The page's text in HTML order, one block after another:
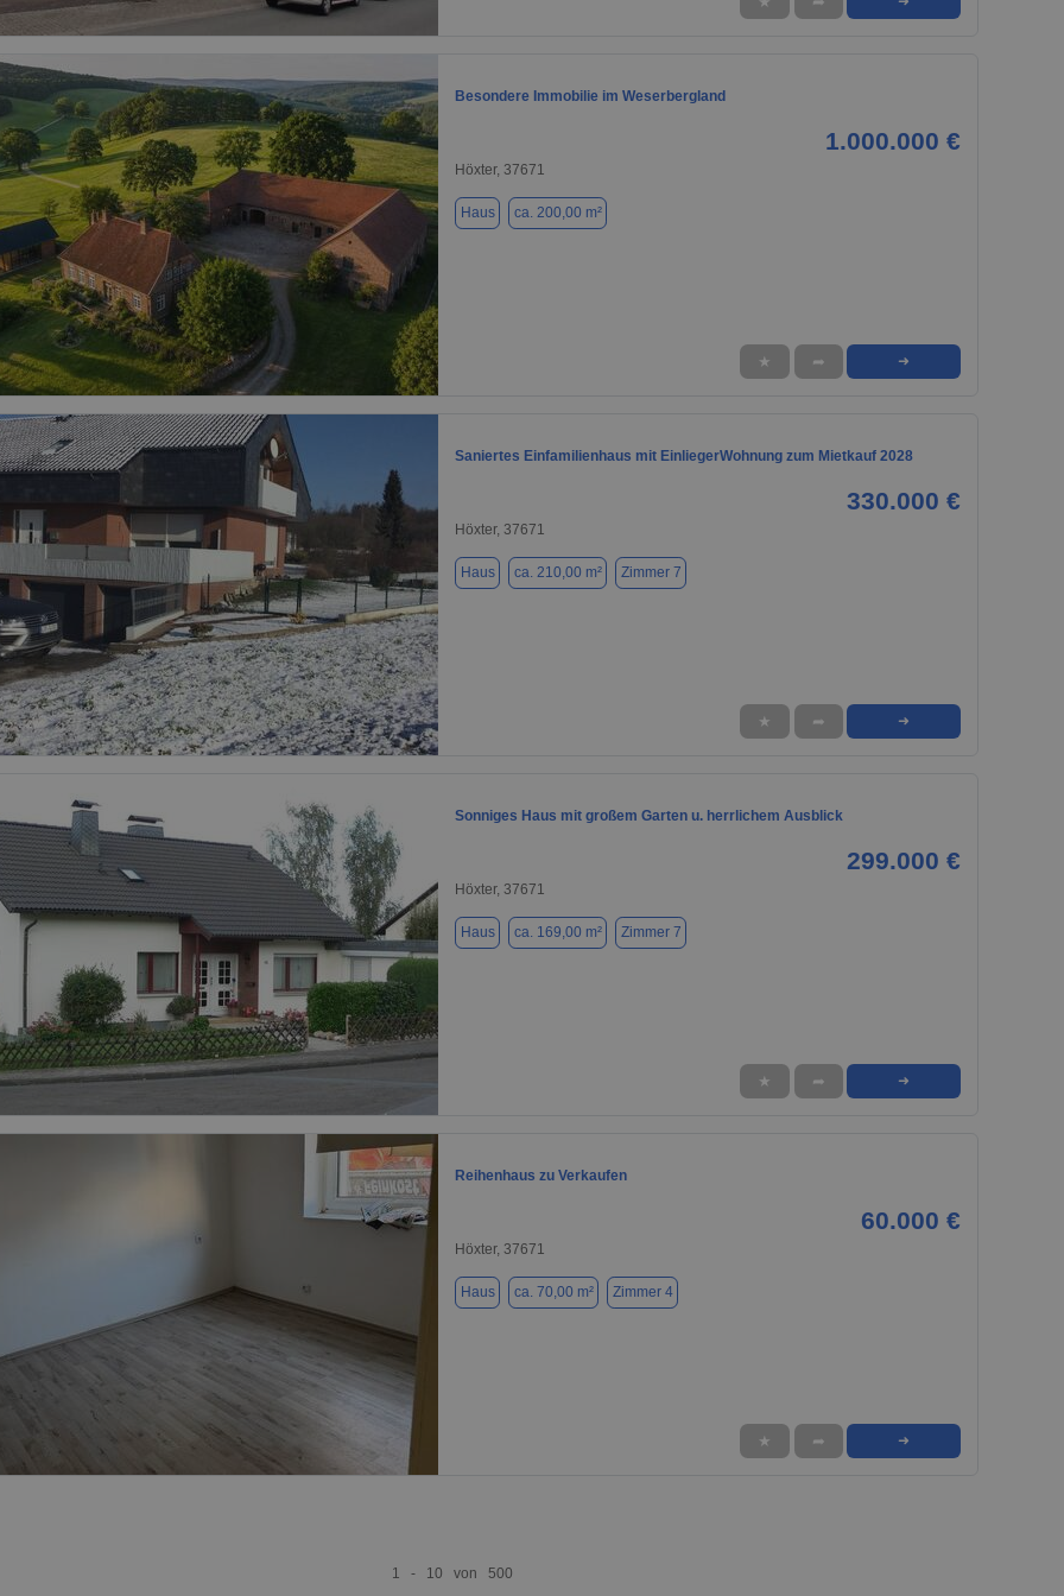
1 / 1
Besondere Immobilie im Weserbergland
1.000.000 €
Höxter, 37671
Haus ca. 200,00 m²
★ ➦ ➜
1 / 18
Saniertes Einfamilienhaus mit EinliegerWohnung zum Mietkauf 2028
330.000 €
Höxter, 37671
Haus ca. 210,00 m² Zimmer 7
★ ➦ ➜
Sonniges Haus mit großem Garten u. herrlichem Ausblick
299.000 €
Höxter, 37671
Haus ca. 169,00 m² Zimmer 7
★ ➦ ➜
1 / 9
Reihenhaus zu Verkaufen
60.000 €
Höxter, 37671
Haus ca. 70,00 m² Zimmer 4
★ ➦ ➜
1 - 10 von 500